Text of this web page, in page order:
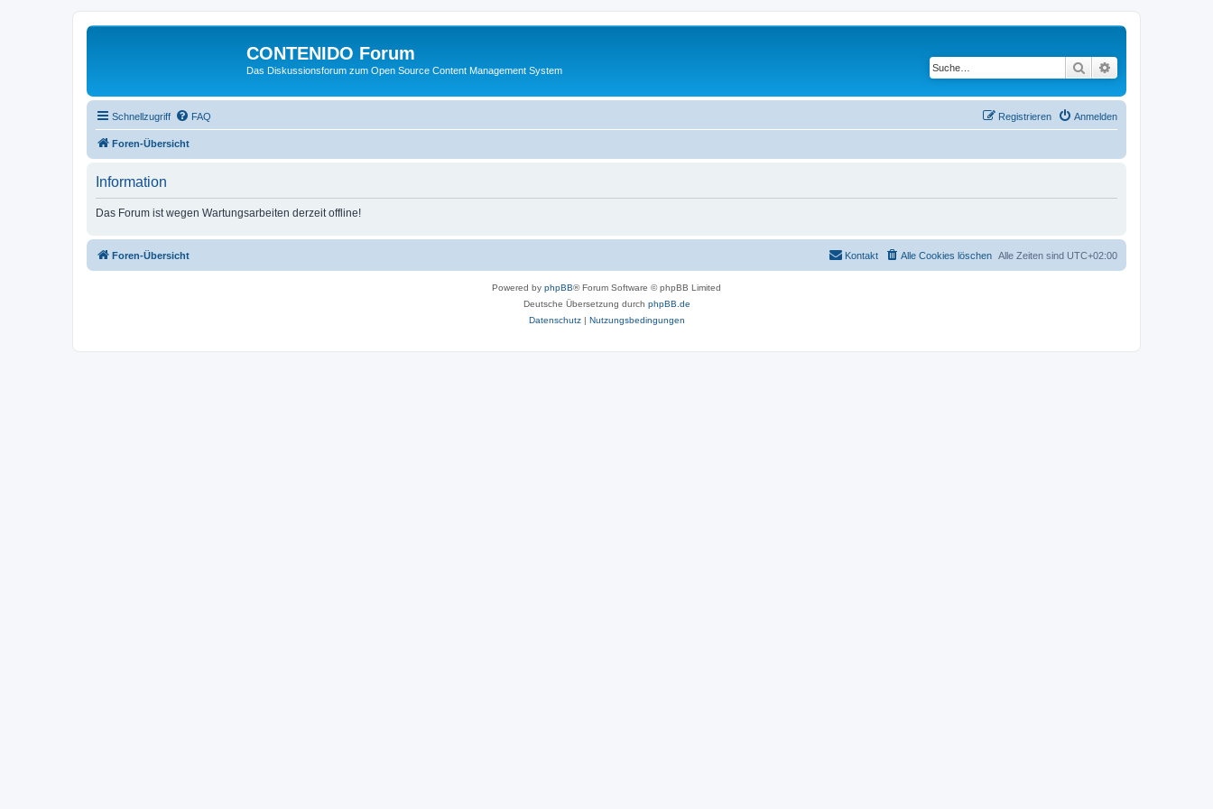
CONTENIDO Forum
Das Diskussionsforum zum Open Source Content Management System Suche
Schnellzugriff FAQ Anmelden
Registrieren
Foren-Übersicht
Information
Das Forum ist wegen Wartungsarbeiten derzeit offline!
Foren-Übersicht Alle Zeiten sind UTC+02:00
Alle Cookies löschen
Kontakt
Powered by phpBB® Forum Software © phpBB Limited
Deutsche Übersetzung durch phpBB.de
Datenschutz| Nutzungsbedingungen